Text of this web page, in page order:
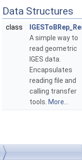
Data Structures
class
A simple way to
read geometric
IGES data.
Encapsulates
reading file and
calling transfer
tools. More...